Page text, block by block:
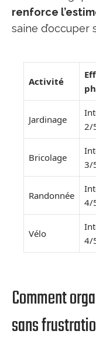
renforce
saine d’occuper
Activité
Jardinage
2/
Bricolage
3/
Randonnée
4/
Vélo
4/
Comment
sans